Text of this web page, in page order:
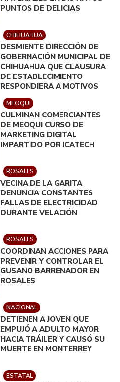
PUNTOS DE DELICIAS
CHIHUAHUA
DESMIENTE DIRECCIÓN DE
GOBERNACIÓN MUNICIPAL DE
CHIHUAHUA QUE CLAUSURA
DE ESTABLECIMIENTO
RESPONDIERA A MOTIVOS
POLÍTICOS
MEOQUI
CULMINAN COMERCIANTES
DE MEOQUI CURSO DE
MARKETING DIGITAL
IMPARTIDO POR ICATECH
ROSALES
VECINA DE LA GARITA
DENUNCIA CONSTANTES
FALLAS DE ELECTRICIDAD
DURANTE VELACIÓN
ROSALES
COORDINAN ACCIONES PARA
PREVENIR Y CONTROLAR EL
GUSANO BARRENADOR EN
ROSALES
NACIONAL
DETIENEN A JOVEN QUE
EMPUJÓ A ADULTO MAYOR
HACIA TRÁILER Y CAUSÓ SU
MUERTE EN MONTERREY
ESTATAL